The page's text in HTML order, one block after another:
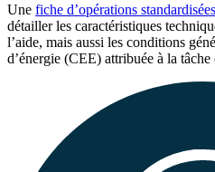
Une fiche d’opérations standardisées
détailler les caractéristiques
l’aide, mais aussi les conditions
d’énergie (CEE) attribuée à la tâche